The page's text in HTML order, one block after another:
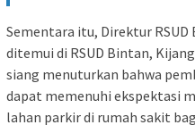
Sementara itu, Direktur
ditemui di RSUD Bintan,
siang menuturkan bahwa
dapat memenuhi ekspektasi
lahan parkir di rumah sakit